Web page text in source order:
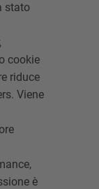
stato
cookie
riduce
Viene
è